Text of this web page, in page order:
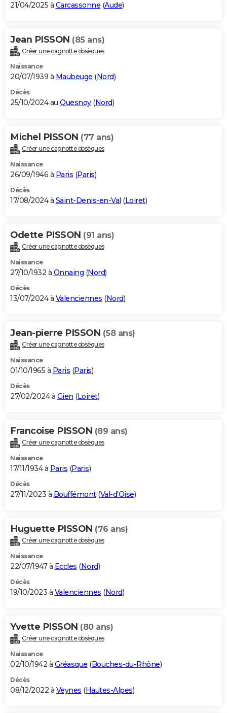
21/04/2025 à Carcassonne (Aude)
Jean PISSON (85 ans)
Créer une cagnotte obsèques
Naissance
20/07/1939 à Maubeuge (Nord)
Décès
25/10/2024 au Quesnoy(Nord)
Michel PISSON (77 ans)
Créer une cagnotte obsèques
Naissance
26/09/1946 à Paris (Paris)
Décès
17/08/2024 à Saint-Denis-en-Val (Loiret)
Odette PISSON (91 ans)
Créer une cagnotte obsèques
Naissance
27/10/1932 à Onnaing (Nord)
Décès
13/07/2024 à Valenciennes (Nord)
Jean-pierre PISSON (58 ans)
Créer une cagnotte obsèques
Naissance
01/10/1965 à Paris (Paris)
Décès
27/02/2024 à Gien (Loiret)
Francoise PISSON (89 ans)
Créer une cagnotte obsèques
Naissance
17/11/1934 à Paris (Paris)
Décès
27/11/2023 à Bouffémont(Val-d'Oise)
Huguette PISSON (76 ans)
Créer une cagnotte obsèques
Naissance
22/07/1947 à Eccles (Nord)
Décès
19/10/2023 à Valenciennes (Nord)
Yvette PISSON (80 ans)
Créer une cagnotte obsèques
Naissance
02/10/1942 à Gréasque (Bouches-du-Rhône)
Décès
08/12/2022 à Veynes (Hautes-Alpes)